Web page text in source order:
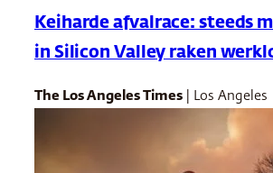
Keiharde afvalrace: steeds
in Silicon Valley raken
The Los Angeles Times | Los Angeles